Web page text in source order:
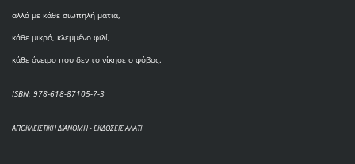
αλλά με κάθε σιωπηλή ματιά,
κάθε μικρό, κλεμμένο φιλί,
κάθε όνειρο που δεν το νίκησε ο φόβος.
ISBN: 978-618-87105-7-3
ΑΠΟΚΛΕΙΣΤΙΚΗ ΔΙΑΝΟΜΗ - ΕΚΔΟΣΕΙΣ ΑΛΑΤΙ